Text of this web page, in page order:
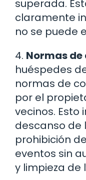
superada.
claramente
no se puede
4. Normas
huéspedes
normas de
por el
vecinos. Esto
descanso de
prohibición
eventos sin
y limpieza de